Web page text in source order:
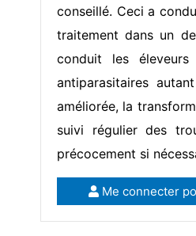
conseillé. Ceci a
traitement dans un
conduit les
antiparasitaires
améliorée, la
suivi régulier des
précocement si
Me connecter